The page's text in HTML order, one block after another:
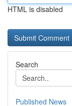
HTML is disabled
Search
Published News